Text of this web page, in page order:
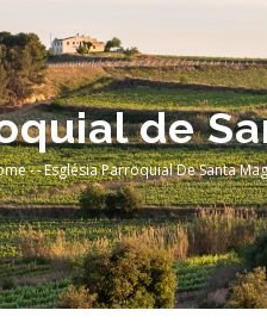
de
--Església Parroquial De Santa